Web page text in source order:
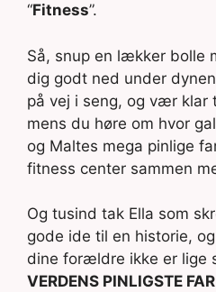
“Fitness”.
Så, snup en lækker bolle
dig godt ned under
på vej i seng, og vær
mens du høre om hvor
og Maltes mega pinlige
fitness center sammen
Og tusind tak Ella som
gode ide til en historie,
dine forældre ikke er lige
VERDENS PINLIGSTE FAR